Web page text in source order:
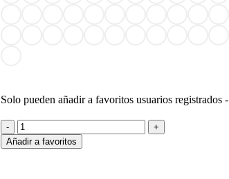
Solo pueden añadir a favoritos usuarios registrados -
Añadir a favoritos